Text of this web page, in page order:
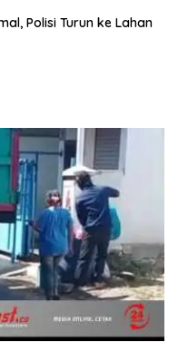
Polisi Turun ke Lahan